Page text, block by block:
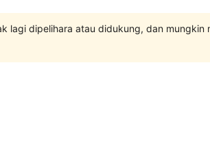
lagi dipelihara atau didukung, dan